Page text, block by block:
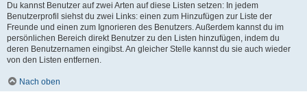
Du kannst Benutzer auf zwei Arten auf diese Listen setzen: In jedem
Benutzerprofil siehst du zwei Links: einen zum Hinzufügen zur Liste der
Freunde und einen zum Ignorieren des Benutzers. Außerdem kannst du im
persönlichen Bereich direkt Benutzer zu den Listen hinzufügen, indem du
deren Benutzernamen eingibst. An gleicher Stelle kannst du sie auch wieder
von den Listen entfernen.
Nach oben